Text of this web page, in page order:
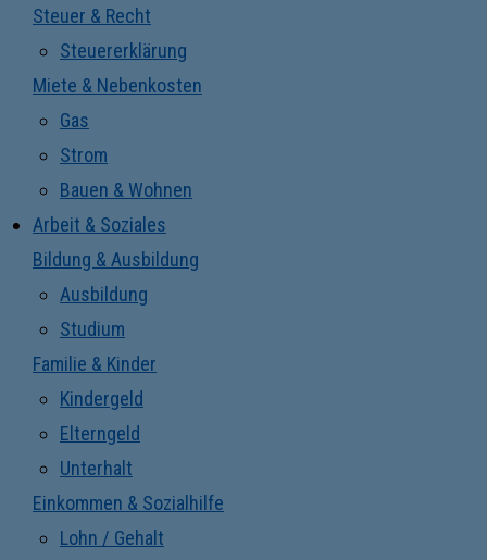
Steuer & Recht
Steuererklärung
Miete & Nebenkosten
Gas
Strom
Bauen & Wohnen
Arbeit & Soziales
Bildung & Ausbildung
Ausbildung
Studium
Familie & Kinder
Kindergeld
Elterngeld
Unterhalt
Einkommen & Sozialhilfe
Lohn / Gehalt